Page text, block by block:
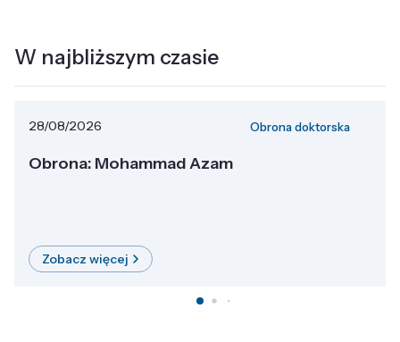
W najbliższym czasie
28/08/2026 Obrona doktorska
Obrona: Mohammad Azam
Zobacz więcej